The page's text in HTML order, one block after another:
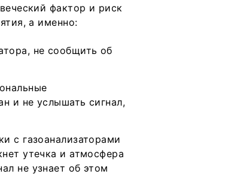
фактор и риск
а именно:
не сообщить об
и не услышать сигнал,
с газоанализаторами
утечка и атмосфера
не узнает об этом